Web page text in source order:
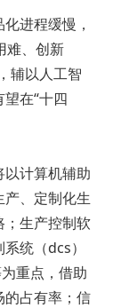
进程缓慢，
难、创新
辅以人工智
在“十四
计算机辅助
、定制化生
；生产控制软
统（dcs）
重点，借助
的占有率；信